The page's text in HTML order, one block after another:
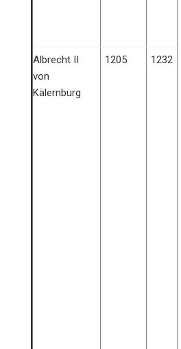
Albrecht II
von
Kälernburg
1205 1232